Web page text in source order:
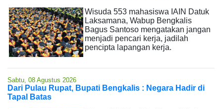
Wisuda 553 mahasiswa IAIN Datuk
Laksamana, Wabup Bengkalis
Bagus Santoso mengatakan jangan
menjadi pencari kerja, jadilah
pencipta lapangan kerja.
Sabtu, 08 Agustus 2026
Dari Pulau Rupat, Bupati Bengkalis : Negara Hadir di
Tapal Batas